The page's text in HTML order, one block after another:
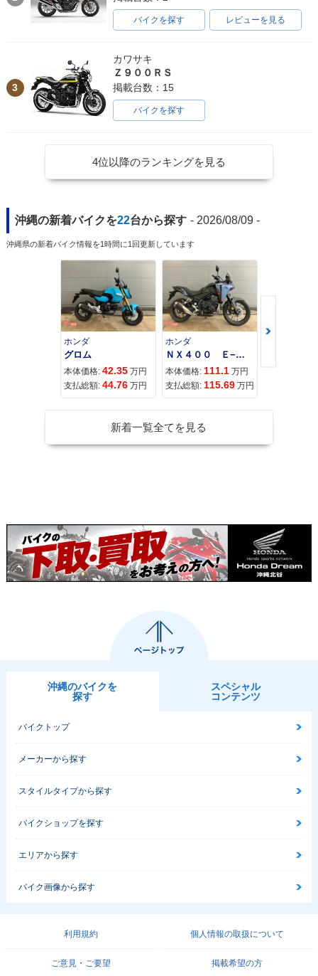
バイクを探す レビューを見る
3
カワサキ
Ｚ９００ＲＳ
掲載台数：15
バイクを探す
4位以降のランキングを見る
沖縄の新着バイクを22台から探す - 2026/08/09 -
沖縄県の新着バイク情報を1時間に1回更新しています
ホンダ
グロム
本体価格: 42.35 万円
支払総額: 44.76 万円
ホンダ
ＮＸ４００ Ｅ−Ｃｌｕｔｃｈ
本体価格: 111.1 万円
支払総額: 115.69 万円
新着一覧全てを見る
沖縄のバイクを
探す
スペシャル
コンテンツ
バイクトップ
メーカーから探す
スタイルタイプから探す
バイクショップを探す
エリアから探す
バイク画像から探す
利用規約 個人情報の取扱について
ご意見・ご要望 掲載希望の方